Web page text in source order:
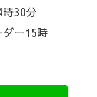
30分
ー15時